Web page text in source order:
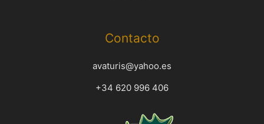
Contacto
avaturis@yahoo.es
+34 620 996 406